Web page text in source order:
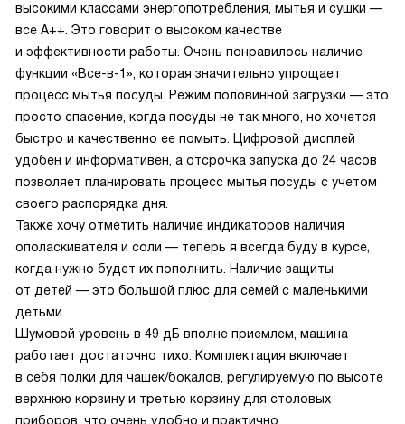
высокими классами энергопотребления, мытья и сушки —
все А++. Это говорит о высоком качестве
и эффективности работы. Очень понравилось наличие
функции «Все-в-1», которая значительно упрощает
процесс мытья посуды. Режим половинной загрузки — это
просто спасение, когда посуды не так много, но хочется
быстро и качественно ее помыть. Цифровой дисплей
удобен и информативен, а отсрочка запуска до 24 часов
позволяет планировать процесс мытья посуды с учетом
своего распорядка дня.
Также хочу отметить наличие индикаторов наличия
ополаскивателя и соли — теперь я всегда буду в курсе,
когда нужно будет их пополнить. Наличие защиты
от детей — это большой плюс для семей с маленькими
детьми.
Шумовой уровень в 49 дБ вполне приемлем, машина
работает достаточно тихо. Комплектация включает
в себя полки для чашек/бокалов, регулируемую по высоте
верхнюю корзину и третью корзину для столовых
приборов, что очень удобно и практично.